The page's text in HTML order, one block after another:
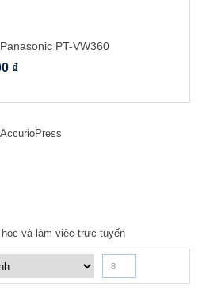
PT-VW360
₫
và làm việc trực tuyến
8